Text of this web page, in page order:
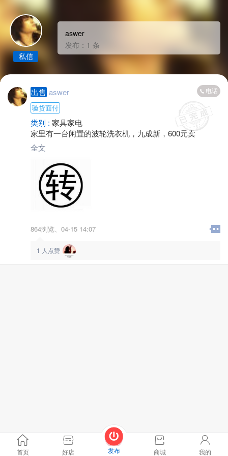
私信
aswer
发布：1 条
出售 aswer 电话
验货面付
类别 : 家具家电
家里有一台闲置的波轮洗衣机，九成新，600元卖
全文
864浏览、 04-15 14:07
1 人点赞
首页 好店 发布 商城 我的